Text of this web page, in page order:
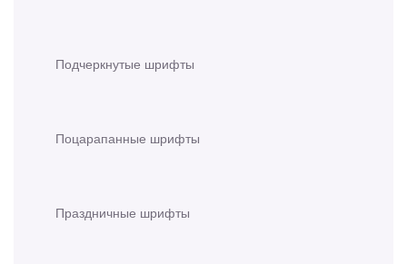
Подчеркнутые шрифты
Поцарапанные шрифты
Праздничные шрифты